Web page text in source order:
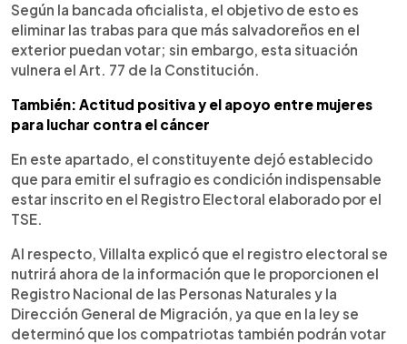
Según la bancada oficialista, el objetivo de esto es
eliminar las trabas para que más salvadoreños en el
exterior puedan votar; sin embargo, esta situación
vulnera el Art. 77 de la Constitución.
También: Actitud positiva y el apoyo entre mujeres
para luchar contra el cáncer
En este apartado, el constituyente dejó establecido
que para emitir el sufragio es condición indispensable
estar inscrito en el Registro Electoral elaborado por el
TSE.
Al respecto, Villalta explicó que el registro electoral se
nutrirá ahora de la información que le proporcionen el
Registro Nacional de las Personas Naturales y la
Dirección General de Migración, ya que en la ley se
determinó que los compatriotas también podrán votar